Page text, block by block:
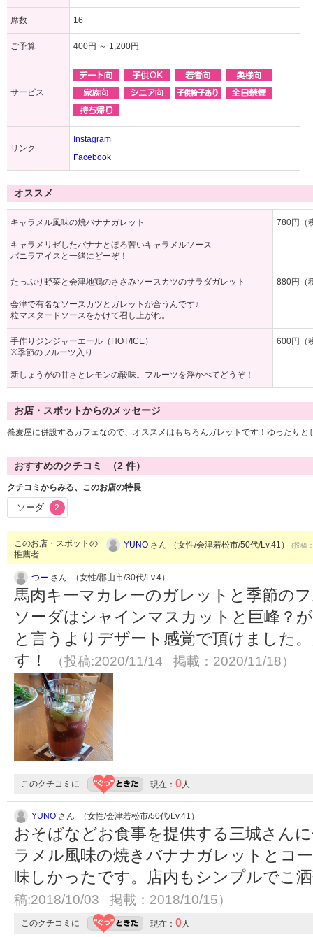
席数 16
ご予算 400円 ～ 1,200円
サービス
リンク
Instagram
Facebook
オススメ
キャラメル風味の焼バナナガレット
キャラメリゼしたバナナとほろ苦いキャラメルソース
バニラアイスと一緒にどーぞ！
780円（
たっぷり野菜と会津地鶏のささみソースカツのサラダガレット
会津で有名なソースカツとガレットが合うんです♪
粒マスタードソースをかけて召し上がれ。
880円（
手作りジンジャーエール（HOT/ICE）
※季節のフルーツ入り
新しょうがの甘さとレモンの酸味。フルーツを浮かべてどうぞ！
600円（
お店・スポットからのメッセージ
蕎麦屋に併設するカフェなので、オススメはもちろんガレットです！ゆったり
おすすめのクチコミ （2 件）
クチコミからみる、このお店の特長
ソーダ 2
このお店・スポットの
推薦者
YUNO さん （女性/会津若松市/50代/Lv.41） (投稿
つー さん （女性/郡山市/30代/Lv.4）
馬肉キーマカレーのガレットと季節の
ソーダはシャインマスカットと巨峰？
と言うよりデザート感覚で頂けました
す！
（投稿:2020/11/14 掲載：2020/11/18）
このクチコミに 現在： 0 人
YUNO さん （女性/会津若松市/50代/Lv.41）
おそばなどお食事を提供する三城さん
ラメル風味の焼きバナナガレットとコ
味しかったです。店内もシンプルでこ
稿:2018/10/03 掲載：2018/10/15）
このクチコミに 現在： 0 人